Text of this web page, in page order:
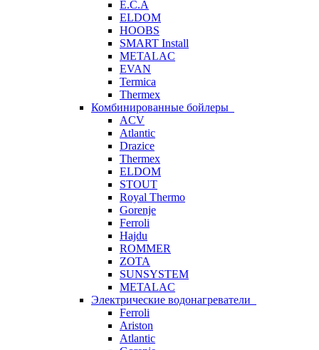
E.C.A
ELDOM
HOOBS
SMART Install
METALAC
EVAN
Termica
Thermex
Комбинированные бойлеры
ACV
Atlantic
Drazice
Thermex
ELDOM
STOUT
Royal Thermo
Gorenje
Ferroli
Hajdu
ROMMER
ZOTA
SUNSYSTEM
METALAC
Электрические водонагреватели
Ferroli
Ariston
Atlantic